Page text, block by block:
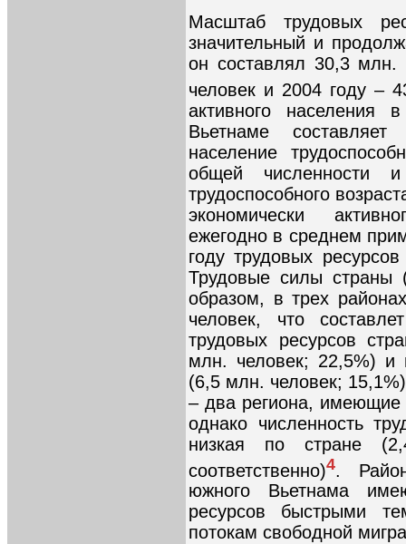
Масштаб трудовых
значительный и
он составлял 30,3
человек и 2004 году –
активного
Вьетнаме
население
общей численности
трудоспособного
экономически
ежегодно в среднем
году трудовых
Трудовые силы страны
образом, в трех
человек, что
трудовых ресурсов
млн. человек; 22,5%) и
(6,5 млн. человек;
– два региона,
однако численность
низкая по стране
соответственно)4 .
южного Вьетнама
ресурсов быстрыми
потокам свободной